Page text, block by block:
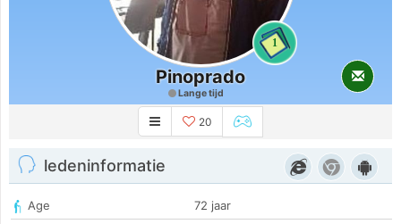
1
Pinoprado
Lange tijd
20
ledeninformatie
Age
72 jaar